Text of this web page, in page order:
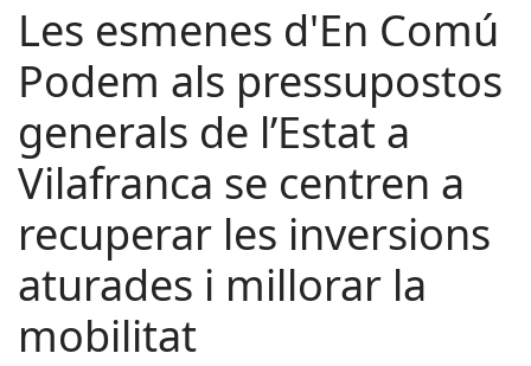
Les esmenes d'En Comú
Podem als pressupostos
generals de l’Estat a
Vilafranca se centren a
recuperar les inversions
aturades i millorar la
mobilitat